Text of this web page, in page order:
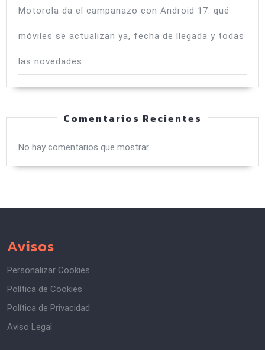
Motorola da el campanazo con Android 17: qué
móviles se actualizan ya, fecha de llegada y todas
las novedades
Comentarios Recientes
No hay comentarios que mostrar.
Avisos
Personalizar Cookies
Política de Cookies
Política de Privacidad
Aviso Legal